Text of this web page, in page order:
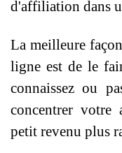
d'affiliation dans
La meilleure
ligne est de le
connaissez ou
concentrer votre
petit revenu plus